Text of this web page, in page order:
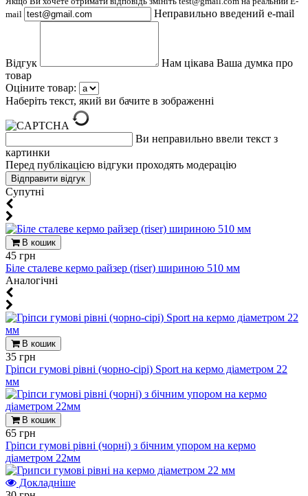
mail
Неправильно введений e-mail
Відгук
Нам цікава Ваша думка про
товар
Оціните товар:
Наберіть текст, який ви бачите в зображенні
Ви неправильно ввели текст з
картинки
Перед публікацією відгуки проходять модерацію
Супутні
В кошик
45 грн
Біле сталеве кермо райзер (riser) шириною 510 мм
Aналогічні
В кошик
35 грн
Гріпси гумові рівні (чорно-сірі) Sport на кермо діаметром 22
мм
В кошик
65 грн
Гріпси гумові рівні (чорні) з бічним упором на кермо
діаметром 22мм
Докладніше